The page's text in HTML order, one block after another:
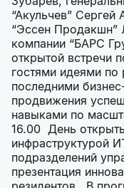
“Акульчев” Сергей
“Эссен Продакшн”
компании “БАРС
открытой встречи
гостями идеями по
последними
продвижения
навыками по
16.00 День
инфраструктурой
подразделений
презентация